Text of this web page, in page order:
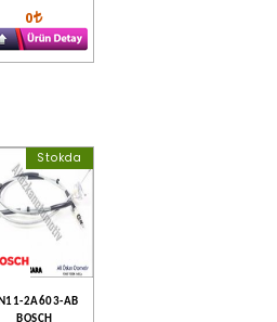
0
Stokda
2A603-AB
BOSCH